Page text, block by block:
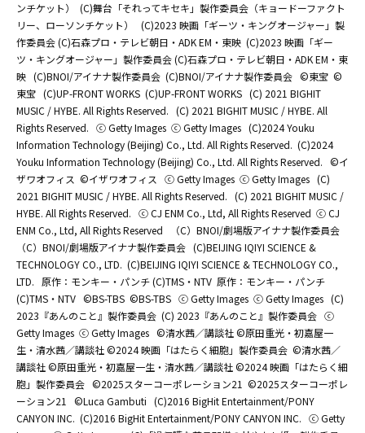
ンチケット）
(C)舞台「それってキセキ」製作委員会（キョードーファクト
リー、ローソンチケット）
(C)2023 映画「ギーツ・キングオージャー」製
作委員会 (C)石森プロ・テレビ朝日・ADK EM・東映 (C)2023 映画「ギー
ツ・キングオージャー」製作委員会 (C)石森プロ・テレビ朝日・ADK EM・東
映 (C)BNOI/アイナナ製作委員会 (C)BNOI/アイナナ製作委員会 ©東宝 ©
東宝 (C)UP-FRONT WORKS (C)UP-FRONT WORKS (C) 2021 BIGHIT
MUSIC / HYBE. All Rights Reserved. (C) 2021 BIGHIT MUSIC / HYBE. All
Rights Reserved. ⓒ Getty Images ⓒ Getty Images (C)2024 Youku
Information Technology (Beijing) Co., Ltd. All Rights Reserved. (C)2024
Youku Information Technology (Beijing) Co., Ltd. All Rights Reserved. ©イ
ザワオフィス ©イザワオフィス ⓒ Getty Images ⓒ Getty Images (C)
2021 BIGHIT MUSIC / HYBE. All Rights Reserved. (C) 2021 BIGHIT MUSIC /
HYBE. All Rights Reserved. ⓒ CJ ENM Co., Ltd, All Rights Reserved ⓒ CJ
ENM Co., Ltd, All Rights Reserved
（C）BNOI/劇場版アイナナ製作委員会
（C）BNOI/劇場版アイナナ製作委員会 (C)BEIJING IQIYI SCIENCE &
TECHNOLOGY CO., LTD. (C)BEIJING IQIYI SCIENCE & TECHNOLOGY CO.,
LTD.
原作：モンキー・パンチ (C)TMS・NTV 原作：モンキー・パンチ
(C)TMS・NTV ©BS-TBS ©BS-TBS ⓒ Getty Images ⓒ Getty Images (C)
2023『あんのこと』製作委員会 (C) 2023『あんのこと』製作委員会 ⓒ
Getty Images ⓒ Getty Images ©清水茜／講談社 ©原田重光・初嘉屋一
生・清水茜／講談社 ©2024 映画「はたらく細胞」製作委員会 ©清水茜／
講談社 ©原田重光・初嘉屋一生・清水茜／講談社 ©2024 映画「はたらく細
胞」製作委員会 ©2025スターコーポレーション21 ©2025スターコーポレ
ーション21
©Luca Gambuti (C)2016 BigHit Entertainment/PONY
CANYON INC. (C)2016 BigHit Entertainment/PONY CANYON INC. ⓒ Getty